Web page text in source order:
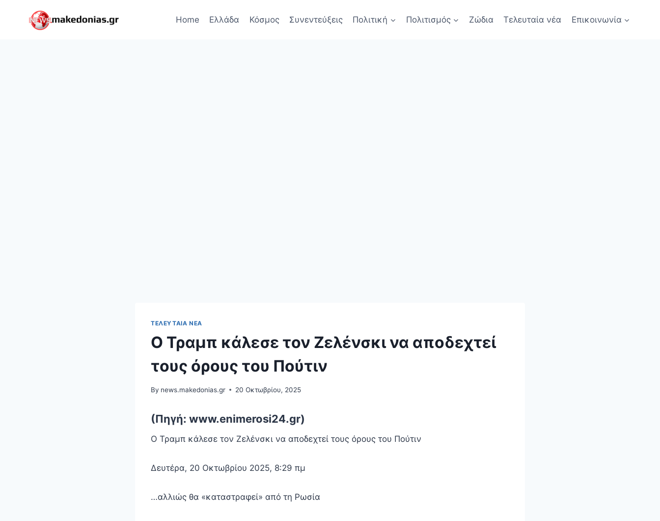
Home Ελλάδα Κόσμος Συνεντεύξεις Πολιτική Πολιτισμός Ζώδια Τελευταία νέα Επικοινωνία
ΤΕΛΕΥΤΑΊΑ ΝΈΑ
Ο Τραμπ κάλεσε τον Ζελένσκι να αποδεχτεί
τους όρους του Πούτιν
By news.makedonias.gr 20 Οκτωβρίου, 2025
(Πηγή: www.enimerosi24.gr)
Ο Τραμπ κάλεσε τον Ζελένσκι να αποδεχτεί τους όρους του Πούτιν
Δευτέρα, 20 Οκτωβρίου 2025, 8:29 πμ
…αλλιώς θα «καταστραφεί» από τη Ρωσία